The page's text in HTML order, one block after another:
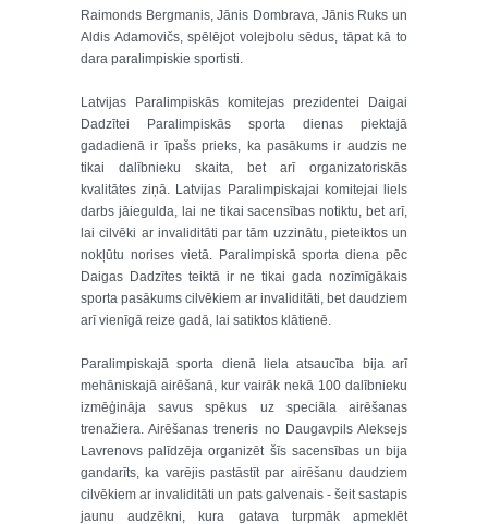
Raimonds Bergmanis, Jānis Dombrava, Jānis Ruks un
Aldis Adamovičs, spēlējot volejbolu sēdus, tāpat kā to
dara paralimpiskie sportisti.
Latvijas Paralimpiskās komitejas prezidentei Daigai
Dadzītei Paralimpiskās sporta dienas piektajā
gadadienā ir īpašs prieks, ka pasākums ir audzis ne
tikai dalībnieku skaita, bet arī organizatoriskās
kvalitātes ziņā. Latvijas Paralimpiskajai komitejai liels
darbs jāiegulda, lai ne tikai sacensības notiktu, bet arī,
lai cilvēki ar invaliditāti par tām uzzinātu, pieteiktos un
nokļūtu norises vietā. Paralimpiskā sporta diena pēc
Daigas Dadzītes teiktā ir ne tikai gada nozīmīgākais
sporta pasākums cilvēkiem ar invaliditāti, bet daudziem
arī vienīgā reize gadā, lai satiktos klātienē.
Paralimpiskajā sporta dienā liela atsaucība bija arī
mehāniskajā airēšanā, kur vairāk nekā 100 dalībnieku
izmēģināja savus spēkus uz speciāla airēšanas
trenažiera. Airēšanas treneris no Daugavpils Aleksejs
Lavrenovs palīdzēja organizēt šīs sacensības un bija
gandarīts, ka varējis pastāstīt par airēšanu daudziem
cilvēkiem ar invaliditāti un pats galvenais - šeit sastapis
jaunu audzēkni, kura gatava turpmāk apmeklēt